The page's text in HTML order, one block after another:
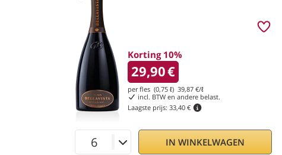
Korting 10%
29,90€
per fles (0,75 ℓ) 39,87 €/ℓ
incl. BTW en andere belast.
Laagste prijs: 33,40 €
IN WINKELWAGEN